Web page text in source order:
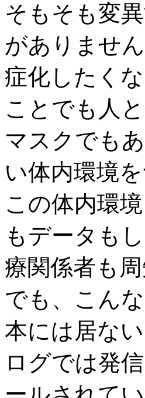
そもそも変
がありませ
症化したく
ことでも人
マスクでも
い体内環境
この体内環
もデータも
療関係者も
でも、こん
本には居な
ログでは発